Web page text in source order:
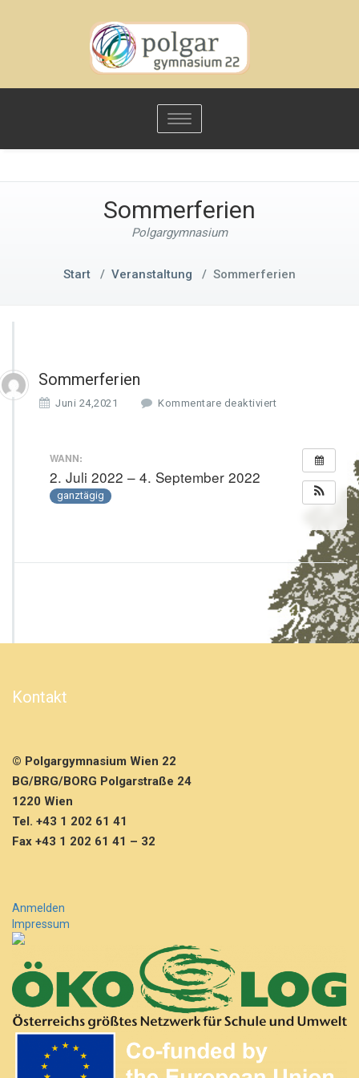
Toggle
navigation
Sommerferien
Polgargymnasium
Start / Veranstaltung / Sommerferien
Sommerferien
Juni 24,2021 Kommentare deaktiviert
e
r
i
e
n
WANN:
2. Juli 2022 – 4. September 2022
ganztägig
Kontakt
© Polgargymnasium Wien 22
BG/BRG/BORG Polgarstraße 24
1220 Wien
Tel. +43 1 202 61 41
Fax +43 1 202 61 41 – 32
Anmelden
Impressum